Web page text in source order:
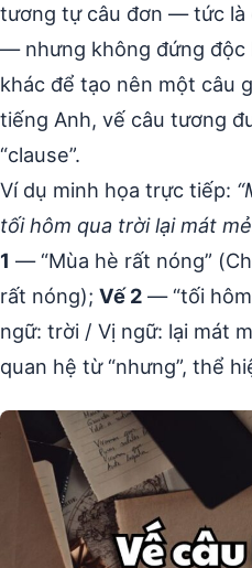
tương tự câu đơn — tức là
— nhưng không đứng độc
khác để tạo nên một câu
tiếng Anh, vế câu tương
“clause”.
Ví dụ minh họa trực tiếp:
tối hôm qua trời lại mát
1 — “Mùa hè rất nóng”
rất nóng); Vế 2 — “tối
ngữ: trời / Vị ngữ: lại mát
quan hệ từ “nhưng”, thể